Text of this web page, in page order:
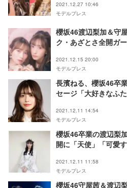
2021.12.27 10:46
モデルプレス
櫻坂46渡辺梨加＆守
ク・あざとさ全開ガ
2021.12.15 20:00
モデルプレス
長濱ねる、櫻坂46卒
セージ「大好きなふた
2021.12.11 14:54
モデルプレス
櫻坂46卒業の渡辺梨
開に「天使」「可愛
2021.12.11 11:58
モデルプレス
櫻坂46守屋茜＆渡辺